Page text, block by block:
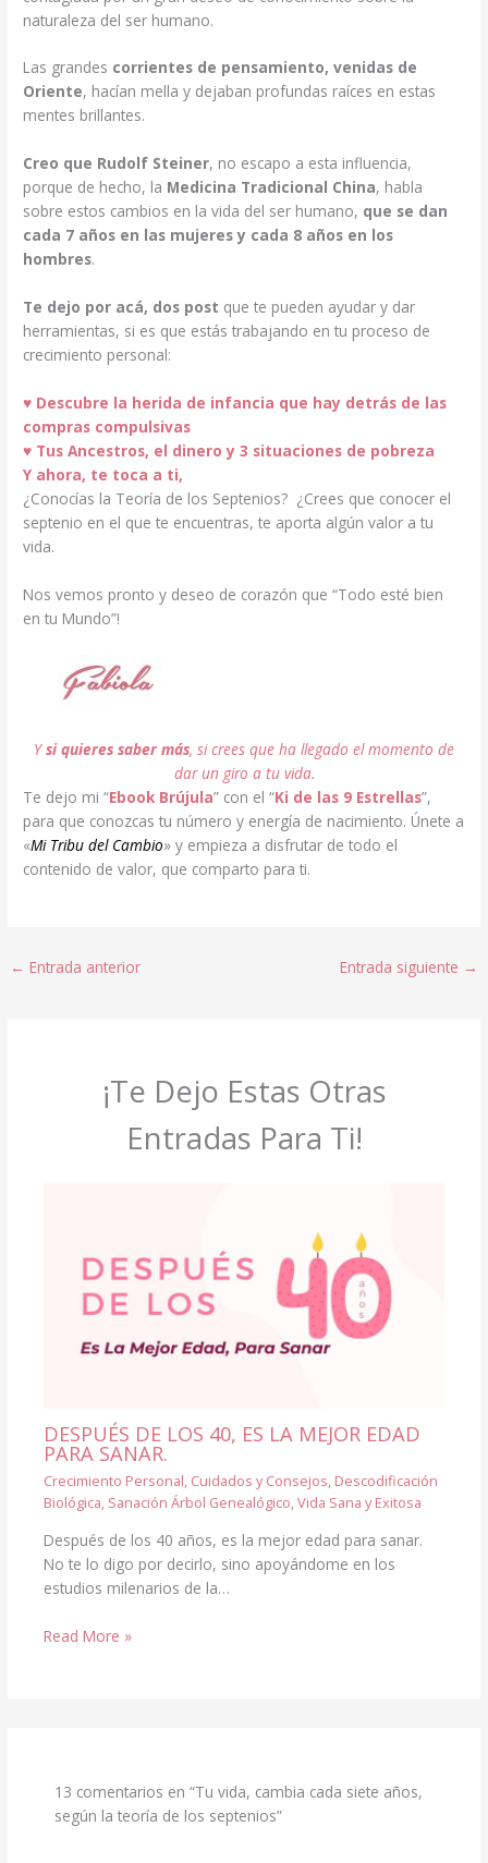
naturaleza del ser humano.
Las grandes corrientes de pensamiento, venidas de
Oriente, hacían mella y dejaban profundas raíces en estas
mentes brillantes.
Creo que Rudolf Steiner, no escapo a esta influencia,
porque de hecho, la Medicina Tradicional China, habla
sobre estos cambios en la vida del ser humano, que se dan
cada 7 años en las mujeres y cada 8 años en los
hombres.
Te dejo por acá, dos post que te pueden ayudar y dar
herramientas, si es que estás trabajando en tu proceso de
crecimiento personal:
♥ Descubre la herida de infancia que hay detrás de las
compras compulsivas
♥ Tus Ancestros, el dinero y 3 situaciones de pobreza
Y ahora, te toca a ti,
¿Conocías la Teoría de los Septenios? ¿Crees que conocer el
septenio en el que te encuentras, te aporta algún valor a tu
vida.
Nos vemos pronto y deseo de corazón que “Todo esté bien
en tu Mundo”!
Ysi quieres saber más, si crees que ha llegado el momento de
dar un giro a tu vida.
Te dejo mi “Ebook Brújula” con el “Ki de las 9 Estrellas”,
para que conozcas tu número y energía de nacimiento. Únete a
«Mi Tribu del Cambio» y empieza a disfrutar de todo el
contenido de valor, que comparto para ti.
← Entrada anterior Entrada siguiente →
¡Te Dejo Estas Otras
Entradas Para Ti!
DESPUÉS DE LOS 40, ES LA MEJOR EDAD
PARA SANAR.
Crecimiento Personal, Cuidados y Consejos, Descodificación
Biológica, Sanación Árbol Genealógico,Vida Sana y Exitosa
Después de los 40 años, es la mejor edad para sanar.
No te lo digo por decirlo, sino apoyándome en los
estudios milenarios de la…
Read More »
13 comentarios en “Tu vida, cambia cada siete años,
según la teoría de los septenios”